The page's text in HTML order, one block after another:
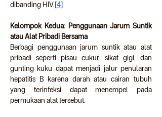
dibanding HIV. [4]
Kelompok Kedua: Penggunaan Jarum Suntik
atau Alat Pribadi Bersama
Berbagi penggunaan jarum suntik atau alat
pribadi seperti pisau cukur, sikat gigi, dan
gunting kuku dapat menjadi jalur penularan
hepatitis B karena darah atau cairan tubuh
yang terinfeksi dapat menempel pada
permukaan alat tersebut.